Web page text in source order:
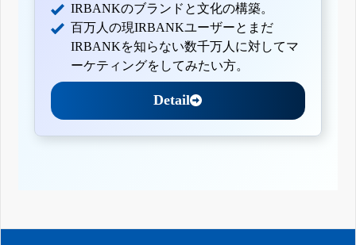
IRBANKのブランドと文化の構築。
百万人の現IRBANKユーザーとまだ
IRBANKを知らない数千万人に対してマ
ーケティングをしてみたい方。
Detail